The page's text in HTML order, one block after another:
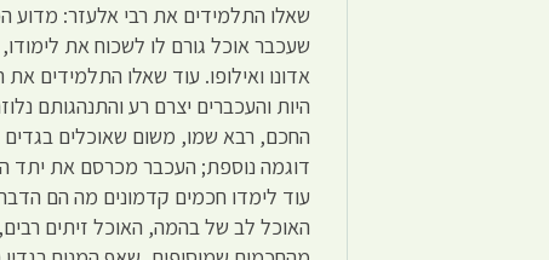
שאלו התלמידים את רבי אלעזר: מדוע
שעכבר אוכל גורם לו לשכוח את
אדונו ואילופו. עוד שאלו התלמידים
היות והעכברים יצרם רע והתנהגותם
החכם, רבא שמו, משום שאוכלים
דוגמה נוספת; העכבר מכרסם את יתד
עוד לימדו חכמים קדמונים מה הם
האוכל לב של בהמה, האוכל זיתים